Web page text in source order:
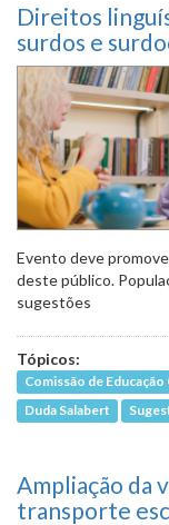
Direitos
surdos e
Evento deve
deste público.
sugestões
Tópicos:
Comissão de
Duda Salabert
Ampliação da
transporte